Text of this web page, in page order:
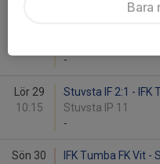
IFK Tumba FK
-
Lör 29
10:15
Stuvsta IF 2:1 - IFK
Stuvsta IP 11
-
Sön 30
IFK Tumba FK Vit -
Bara